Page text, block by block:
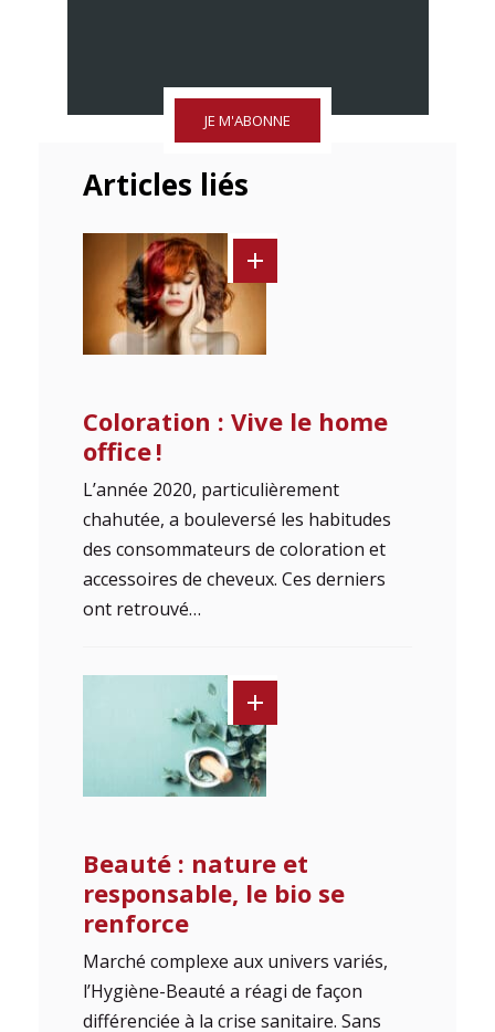
JE M'ABONNE
Articles liés
Coloration : Vive le home
office !
L’année 2020, particulièrement
chahutée, a bouleversé les habitudes
des consommateurs de coloration et
accessoires de cheveux. Ces derniers
ont retrouvé…
Beauté : nature et
responsable, le bio se
renforce
Marché complexe aux univers variés,
l’Hygiène-Beauté a réagi de façon
différenciée à la crise sanitaire. Sans